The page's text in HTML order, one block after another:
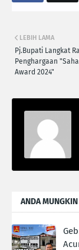
LEBIH LAMA
Pj.Bupati Langkat
Penghargaan
Award 2024"
ANDA